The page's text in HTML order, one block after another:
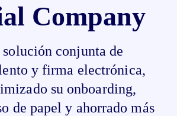
Company
solución conjunta de
y firma electrónica,
su onboarding,
de papel y ahorrado más